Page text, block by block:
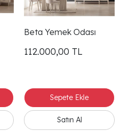
Beta Yemek Odası
112.000,00 TL